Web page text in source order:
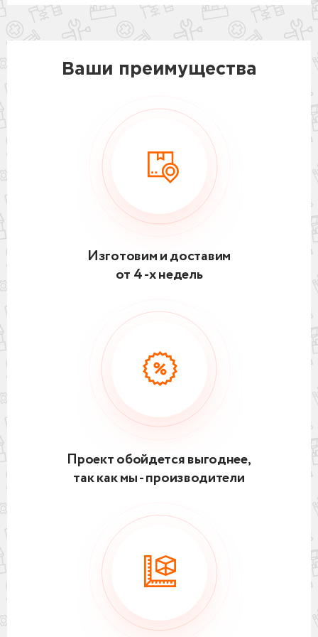
Ваши преимущества
Изготовим и доставим
от 4 -х недель
Проект обойдется выгоднее,
так как мы - производители